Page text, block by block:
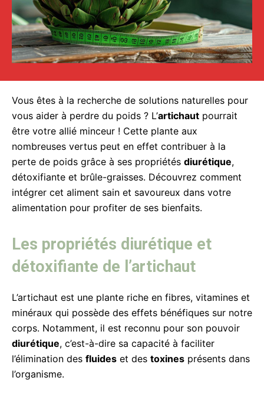
Vous êtes à la recherche de solutions naturelles pour
vous aider à perdre du poids ? L’artichaut pourrait
être votre allié minceur ! Cette plante aux
nombreuses vertus peut en effet contribuer à la
perte de poids grâce à ses propriétés diurétique,
détoxifiante et brûle-graisses. Découvrez comment
intégrer cet aliment sain et savoureux dans votre
alimentation pour profiter de ses bienfaits.
Les propriétés diurétique et
détoxifiante de l’artichaut
L’artichaut est une plante riche en fibres, vitamines et
minéraux qui possède des effets bénéfiques sur notre
corps. Notamment, il est reconnu pour son pouvoir
diurétique, c’est-à-dire sa capacité à faciliter
l’élimination des fluides et des toxines présents dans
l’organisme.